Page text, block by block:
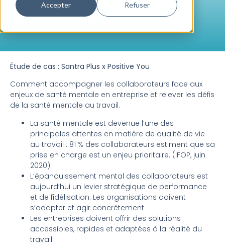
Accepter Refuser
Étude de cas : Santra Plus x Positive You
Comment accompagner les collaborateurs face aux
enjeux de santé mentale en entreprise et relever les défis
de la santé mentale au travail.
La santé mentale est devenue l’une des
principales attentes en matière de qualité de vie
au travail : 81 % des collaborateurs estiment que sa
prise en charge est un enjeu prioritaire. (IFOP, juin
2020).
L’épanouissement mental des collaborateurs est
aujourd’hui un levier stratégique de performance
et de fidélisation. Les organisations doivent
s’adapter et agir concrètement
Les entreprises doivent offrir des solutions
accessibles, rapides et adaptées à la réalité du
travail.